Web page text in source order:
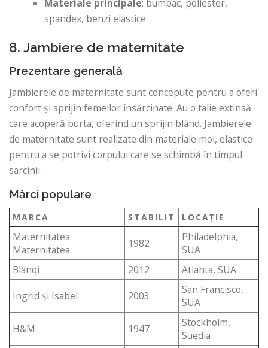
Materiale principale: bumbac, poliester,
spandex, benzi elastice
8. Jambiere de maternitate
Prezentare generală
Jambierele de maternitate sunt concepute pentru a oferi
confort și sprijin femeilor însărcinate. Au o talie extinsă
care acoperă burta, oferind un sprijin blând. Jambierele
de maternitate sunt realizate din materiale moi, elastice
pentru a se potrivi corpului care se schimbă în timpul
sarcinii.
Mărci populare
MARCA STABILIT LOCAŢIE
Maternitatea
Maternitatea
1982
Philadelphia,
SUA
Blanqi
2012
Atlanta, SUA
Ingrid și Isabel
2003
San Francisco,
SUA
H&M
1947
Stockholm,
Suedia